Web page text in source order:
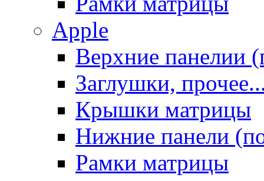
Apple
Верхние панелии
Заглушки,
Крышки матрицы
Нижние панели
Рамки матрицы